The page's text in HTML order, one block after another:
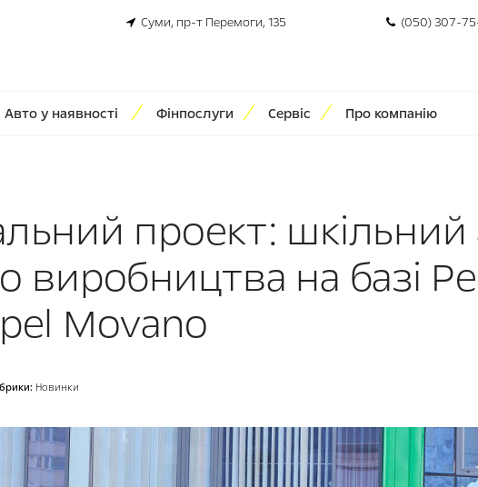
Суми, пр-т Перемоги, 135 (050) 307-
Авто у наявності Фінпослуги Сервіс Про компанію
проект: шкільний
виробництва на базі
Movano
Новинки